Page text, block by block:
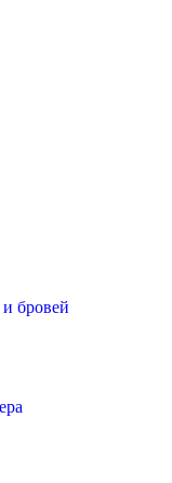
бровей